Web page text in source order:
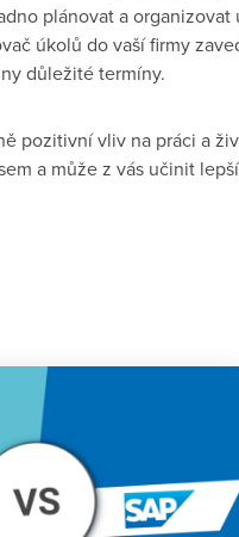
plánovat a
úkolů do vaší firmy
důležité termíny.
pozitivní vliv na práci a
a může z vás učinit